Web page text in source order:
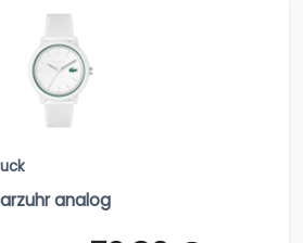
analog